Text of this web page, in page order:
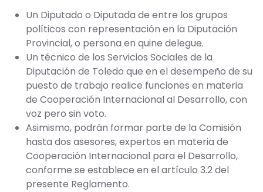
Un Diputado o Diputada de entre los grupos
políticos con representación en la Diputación
Provincial, o persona en quine delegue.
Un técnico de los Servicios Sociales de la
Diputación de Toledo que en el desempeño de su
puesto de trabajo realice funciones en materia
de Cooperación Internacional al Desarrollo, con
voz pero sin voto.
Asimismo, podrán formar parte de la Comisión
hasta dos asesores, expertos en materia de
Cooperación Internacional para el Desarrollo,
conforme se establece en el artículo 3.2 del
presente Reglamento.